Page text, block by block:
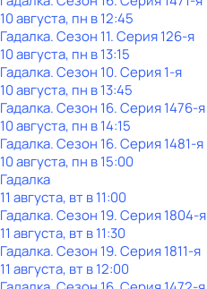
10 августа, пн в 12:45
Гадалка. Сезон 11. Серия 126-я
10 августа, пн в 13:15
Гадалка. Сезон 10. Серия 1-я
10 августа, пн в 13:45
Гадалка. Сезон 16. Серия 1476-я
10 августа, пн в 14:15
Гадалка. Сезон 16. Серия 1481-я
10 августа, пн в 15:00
Гадалка
11 августа, вт в 11:00
Гадалка. Сезон 19. Серия 1804-я
11 августа, вт в 11:30
Гадалка. Сезон 19. Серия 1811-я
11 августа, вт в 12:00